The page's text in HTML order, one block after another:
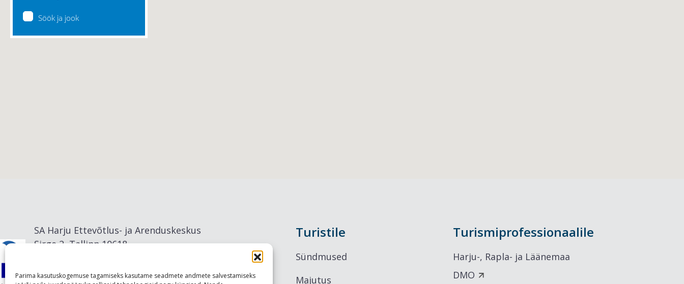
Parima kasutuskogemuse tagamiseks kasutame seadmete andmete salvestamiseks
Söök ja jook
SA Harju Ettevõtlus- ja Arenduskeskus
Sirge 2, Tallinn 10618
Turistile
Sündmused
Majutus
Turismiprofessionaalile
Harju-, Rapla- ja Läänemaa
DMO